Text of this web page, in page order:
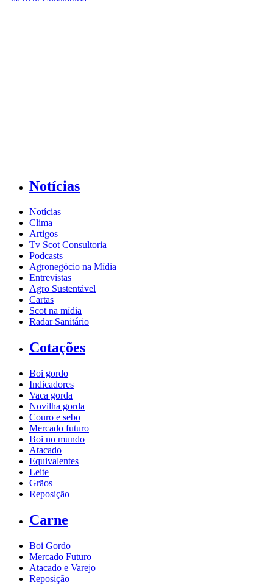
Notícias
Notícias
Clima
Artigos
Tv Scot Consultoria
Podcasts
Agronegócio na Mídia
Entrevistas
Agro Sustentável
Cartas
Scot na mídia
Radar Sanitário
Cotações
Boi gordo
Indicadores
Vaca gorda
Novilha gorda
Couro e sebo
Mercado futuro
Boi no mundo
Atacado
Equivalentes
Leite
Grãos
Reposição
Carne
Boi Gordo
Mercado Futuro
Atacado e Varejo
Reposição